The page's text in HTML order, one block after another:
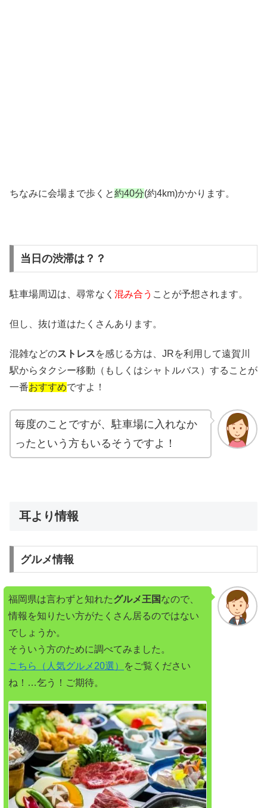
ちなみに会場まで歩くと約40分(約4km)かかります。
当日の渋滞は？？
駐車場周辺は、尋常なく 混み合う ことが予想されます。
但し、抜け道はたくさんあります。
混雑などのストレスを感じる方は、JRを利用して遠賀川
駅からタクシー移動（もしくはシャトルバス）することが
一番おすすめですよ！
毎度のことですが、駐車場に入れなか
ったという方もいるそうですよ！
耳より情報
グルメ情報
福岡県は言わずと知れたグルメ王国なので、
情報を知りたい方がたくさん居るのではない
でしょうか。
そういう方のために調べてみました。
こちら（人気グルメ20選）
をご覧ください
ね！…乞う！ご期待。